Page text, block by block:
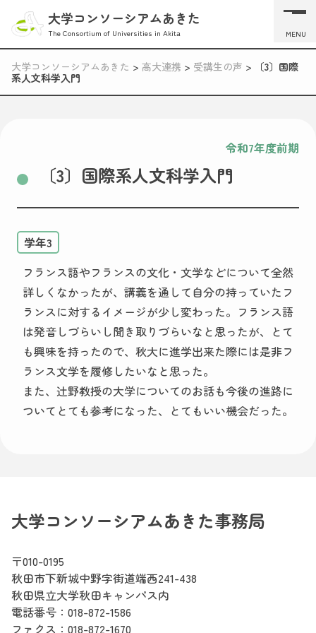
大学コンソーシアムあきた
The Consortium of Universities in Akita MENU
大学コンソーシアムあきた > 高大連携 > 受講生の声 >
〔3〕国際
系人文科学入門
令和7年度前期
〔3〕国際系人文科学入門
学年3
フランス語やフランスの文化・文学などについて全然
詳しくなかったが、講義を通して自分の持っていたフ
ランスに対するイメージが少し変わった。フランス語
は発音しづらいし聞き取りづらいなと思ったが、とて
も興味を持ったので、秋大に進学出来た際には是非フ
ランス文学を履修したいなと思った。
また、辻野教授の大学についてのお話も今後の進路に
ついてとても参考になった、とてもいい機会だった。
大学コンソーシアムあきた事務局
〒010-0195
秋田市下新城中野字街道端西241-438
秋田県立大学秋田キャンパス内
電話番号： 018-872-1586
ファクス：018-872-1670